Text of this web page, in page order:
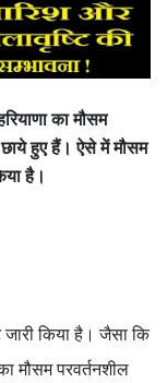
का मौसम
हुए हैं। ऐसे में मौसम
है।
जारी किया है। जैसा कि
मौसम परवर्तनशील